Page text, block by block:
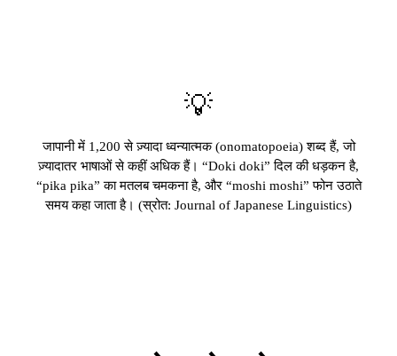
💡
जापानी में 1,200 से ज़्यादा ध्वन्यात्मक (onomatopoeia) शब्द हैं, जो
ज़्यादातर भाषाओं से कहीं अधिक हैं। “Doki doki” दिल की धड़कन है,
“pika pika” का मतलब चमकना है, और “moshi moshi” फोन उठाते
समय कहा जाता है। (स्रोत: Journal of Japanese Linguistics)